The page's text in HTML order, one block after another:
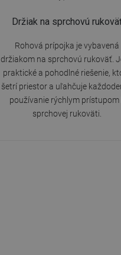
Držiak na sprchovú
Rohová prípojka je vybavená
držiakom na sprchovú rukoväť.
praktické a pohodlné riešenie,
šetrí priestor a uľahčuje
používanie rýchlym prístupom
sprchovej rukoväti.